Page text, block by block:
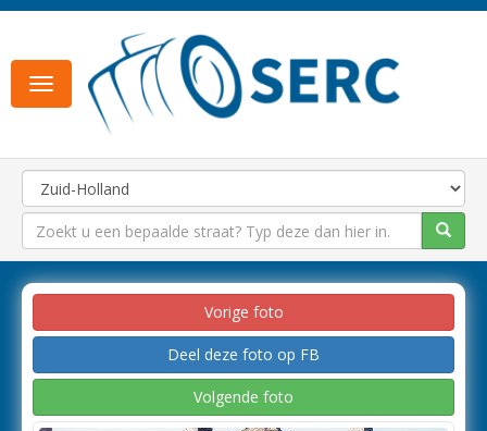
Toggle
navigation
Vorige foto
Deel deze foto op FB
Volgende foto